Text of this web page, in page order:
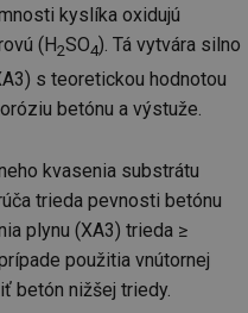
kyslíka oxidujú
(H2SO4). Tá vytvára silno
s teoretickou hodnotou
betónu a výstuže.
kvasenia substrátu
trieda pevnosti betónu
plynu (XA3) trieda ≥
použitia vnútornej
betón nižšej triedy.